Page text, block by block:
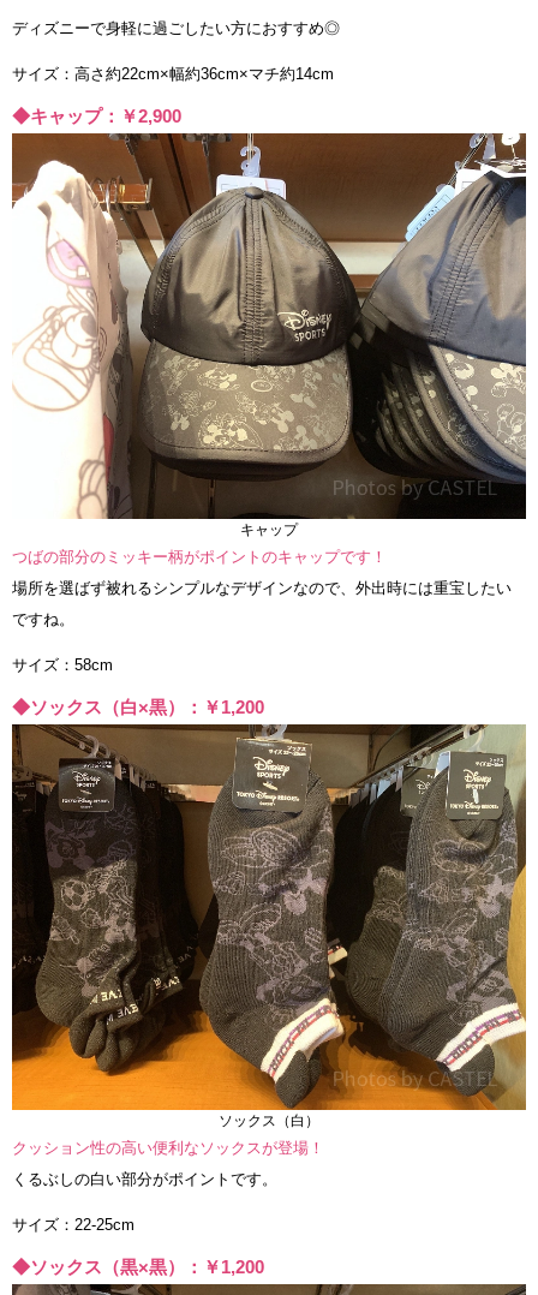
ディズニーで身軽に過ごしたい方におすすめ◎
サイズ：高さ約22cm×幅約36cm×マチ約14cm
◆キャップ：￥2,900
キャップ
つばの部分のミッキー柄がポイントのキャップです！
場所を選ばず被れるシンプルなデザインなので、外出時には重宝したい
ですね。
サイズ：58cm
◆ソックス（白×黒）：￥1,200
ソックス（白）
クッション性の高い便利なソックスが登場！
くるぶしの白い部分がポイントです。
サイズ：22-25cm
◆ソックス（黒×黒）：￥1,200